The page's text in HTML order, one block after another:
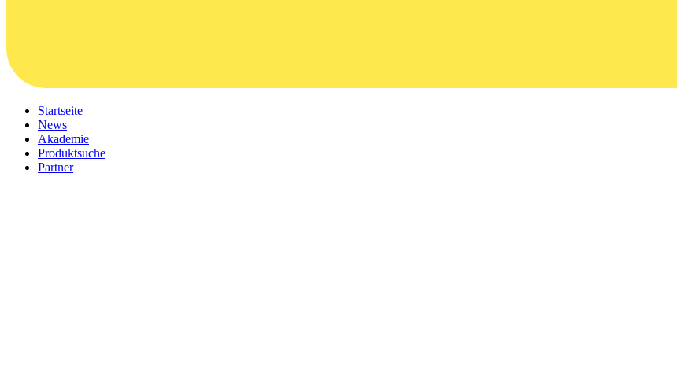
Startseite
News
Akademie
Produktsuche
Partner